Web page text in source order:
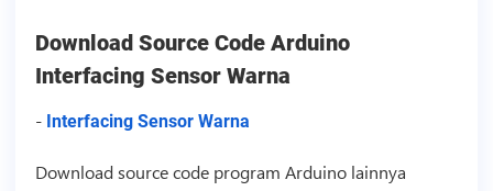
Download Source CodeArduino
Interfacing Sensor Warna
- Interfacing Sensor Warna
Downloadsource codeprogram Arduino lainnya